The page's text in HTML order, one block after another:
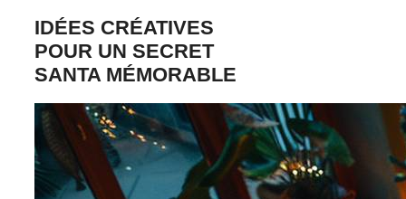
IDÉES CRÉATIVES
POUR UN SECRET
SANTA MÉMORABLE